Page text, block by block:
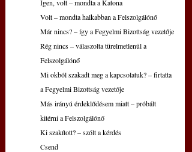
Igen, volt – mondta a Katona
Volt – mondta halkabban a Felszolgálónő
Már nincs? – így a Fegyelmi Bizottság vezetője
Rég nincs – válaszolta türelmetlenül a
Felszolgálónő
Mi okból szakadt meg a kapcsolatuk? – firtatta
a Fegyelmi Bizottság vezetője
Más irányú érdeklődésem miatt – próbált
kitérni a Felszolgálónő
Ki szakított? – szólt a kérdés
Csend